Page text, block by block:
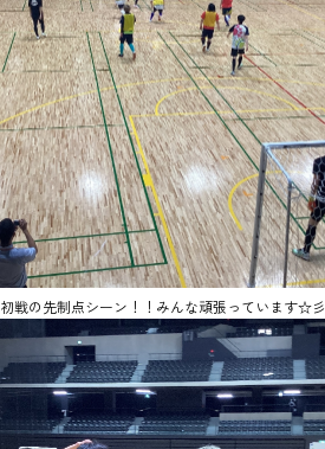
初戦の先制点シーン！！みんな頑張っています☆彡